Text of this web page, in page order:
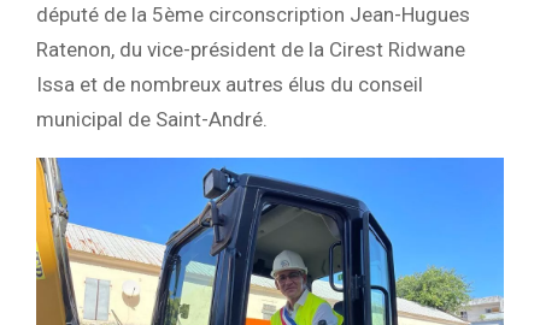
député de la 5ème circonscription Jean-Hugues
Ratenon, du vice-président de la Cirest Ridwane
Issa et de nombreux autres élus du conseil
municipal de Saint-André.